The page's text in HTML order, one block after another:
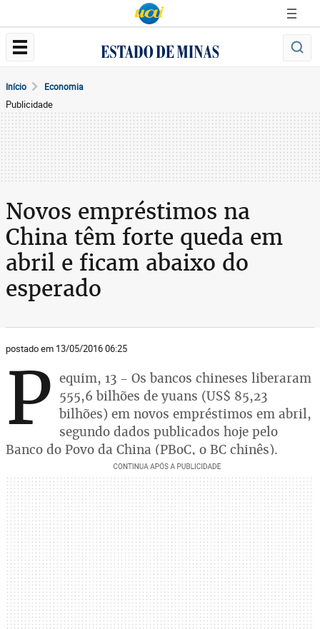
Início Economia
Publicidade
Novos empréstimos na
China têm forte queda em
abril e ficam abaixo do
esperado
postado em 13/05/2016 06:25
P equim, 13 - Os bancos chineses liberaram
555,6 bilhões de yuans (US$ 85,23
bilhões) em novos empréstimos em abril,
segundo dados publicados hoje pelo
Banco do Povo da China (PBoC, o BC chinês).